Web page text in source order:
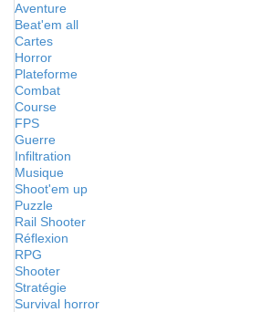
Aventure
Beat'em all
Cartes
Horror
Plateforme
Combat
Course
FPS
Guerre
Infiltration
Musique
Shoot'em up
Puzzle
Rail Shooter
Réflexion
RPG
Shooter
Stratégie
Survival horror